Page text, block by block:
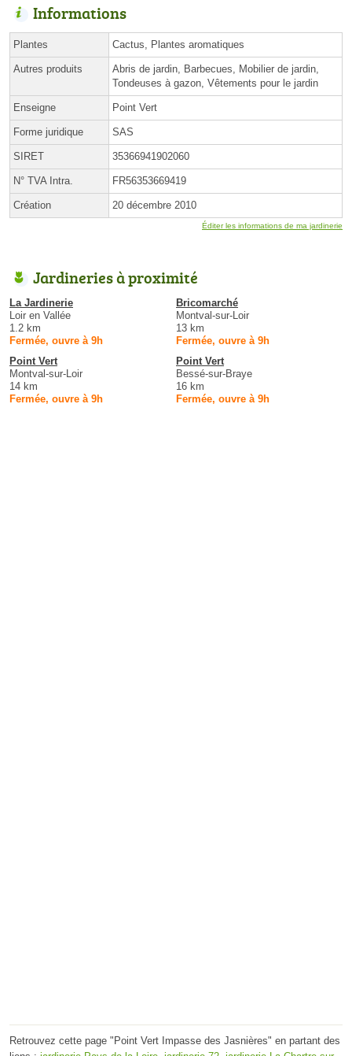
Informations
Plantes Cactus, Plantes aromatiques
Autres produits
Abris de jardin, Barbecues, Mobilier de jardin,
Tondeuses à gazon, Vêtements pour le jardin
Enseigne Point Vert
Forme juridique SAS
SIRET 35366941902060
N° TVA Intra. FR56353669419
Création 20 décembre 2010
Éditer les informations de ma jardinerie
Jardineries à proximité
La Jardinerie
Loir en Vallée
1.2 km
Fermée, ouvre à 9h
Bricomarché
Montval-sur-Loir
13 km
Fermée, ouvre à 9h
Point Vert
Montval-sur-Loir
14 km
Fermée, ouvre à 9h
Point Vert
Bessé-sur-Braye
16 km
Fermée, ouvre à 9h
Retrouvez cette page "Point Vert Impasse des Jasnières" en partant des